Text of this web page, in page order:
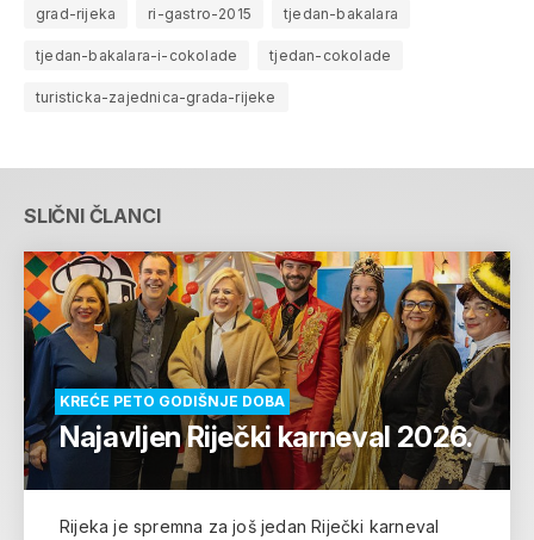
grad-rijeka ri-gastro-2015 tjedan-bakalara
tjedan-bakalara-i-cokolade tjedan-cokolade
turisticka-zajednica-grada-rijeke
SLIČNI ČLANCI
KREĆE PETO GODIŠNJE DOBA
Najavljen Riječki karneval 2026.
Rijeka je spremna za još jedan Riječki karneval